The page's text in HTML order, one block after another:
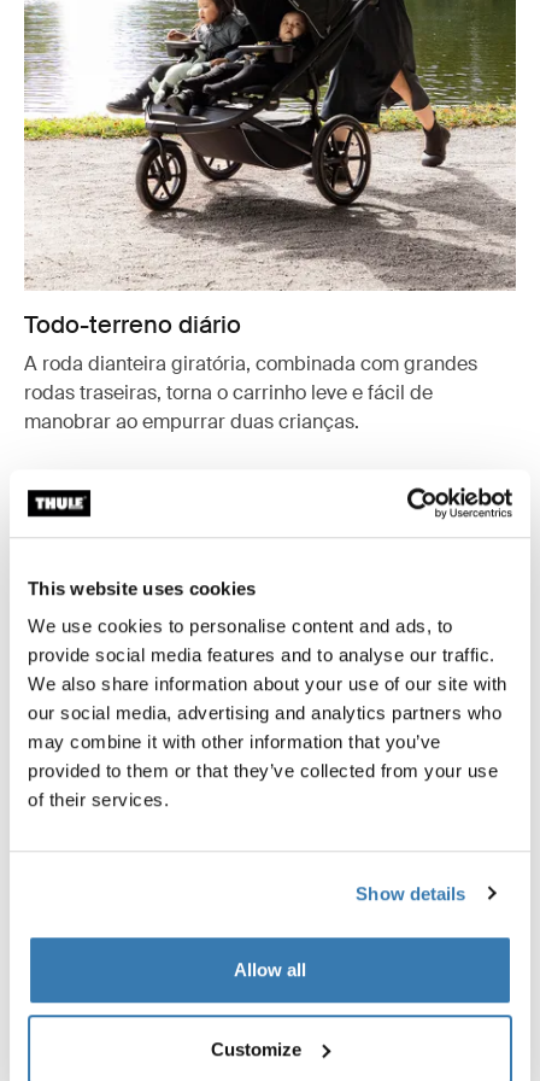
This website uses cookies
We use cookies to personalise content and ads, to
provide social media features and to analyse our traffic.
We also share information about your use of our site with
our social media, advertising and analytics partners who
may combine it with other information that you’ve
provided to them or that they’ve collected from your use
of their services.
Show details
Allow all
Customize
Todo-terreno diário
A roda dianteira giratória, combinada com grandes
rodas traseiras, torna o carrinho leve e fácil de
manobrar ao empurrar duas crianças.